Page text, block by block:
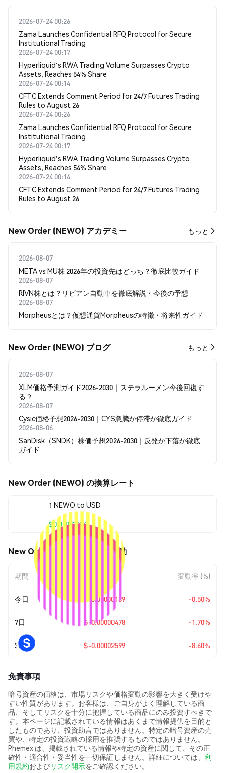
2026-07-24 00:26
Zama Launches Confidential RFQ Protocol for Secure
Institutional Trading
2026-07-24 00:17
Hyperliquid's RWA Trading Volume Surpasses Crypto
Assets, Reaches 54% Share
2026-07-24 00:14
CFTC Extends Comment Period for 24/7 Futures Trading
Rules to August 26
2026-07-24 00:26
Zama Launches Confidential RFQ Protocol for Secure
Institutional Trading
2026-07-24 00:17
Hyperliquid's RWA Trading Volume Surpasses Crypto
Assets, Reaches 54% Share
2026-07-24 00:14
CFTC Extends Comment Period for 24/7 Futures Trading
Rules to August 26
New Order (NEWO) アカデミー もっと
2026-08-07
META vs MU株 2026年の投資先はどっち？徹底比較ガイド
2026-08-07
RIVN株とは？リビアン自動車を徹底解説・今後の予想
2026-08-07
Morpheusとは？仮想通貨Morpheusの特徴・将来性ガイド
New Order (NEWO) ブログ もっと
2026-08-07
XLM価格予測ガイド2026-2030｜ステラルーメン今後回復す
る？
2026-08-07
Cysic価格予想2026-2030｜CYS急騰か停滞か徹底ガイド
2026-08-06
SanDisk（SNDK）株価予想2026-2030｜反発か下落か徹底
ガイド
New Order (NEWO) の換算レート
1 NEWO to USD
$0.00027624
New Order (NEWO) の価格変動
期間 変動率 (%)
今日 $-0.00000139 -0.50%
7日 $-0.00000478 -1.70%
30日 $-0.00002599 -8.60%
免責事項
暗号資産の価格は、市場リスクや価格変動の影響を大きく受けや
すい性質があります。お客様は、ご自身がよく理解している商
品、そしてリスクを十分に把握している商品にのみ投資すべきで
す。本ページに記載されている情報はあくまで情報提供を目的と
したものであり、投資助言ではありません。特定の暗号資産の売
買や、特定の投資戦略の採用を推奨するものではありません。
Phemex は、掲載されている情報や特定の資産に関して、その正
確性・適合性・妥当性を一切保証しません。詳細については、 利
用規約およびリスク開示をご確認ください。